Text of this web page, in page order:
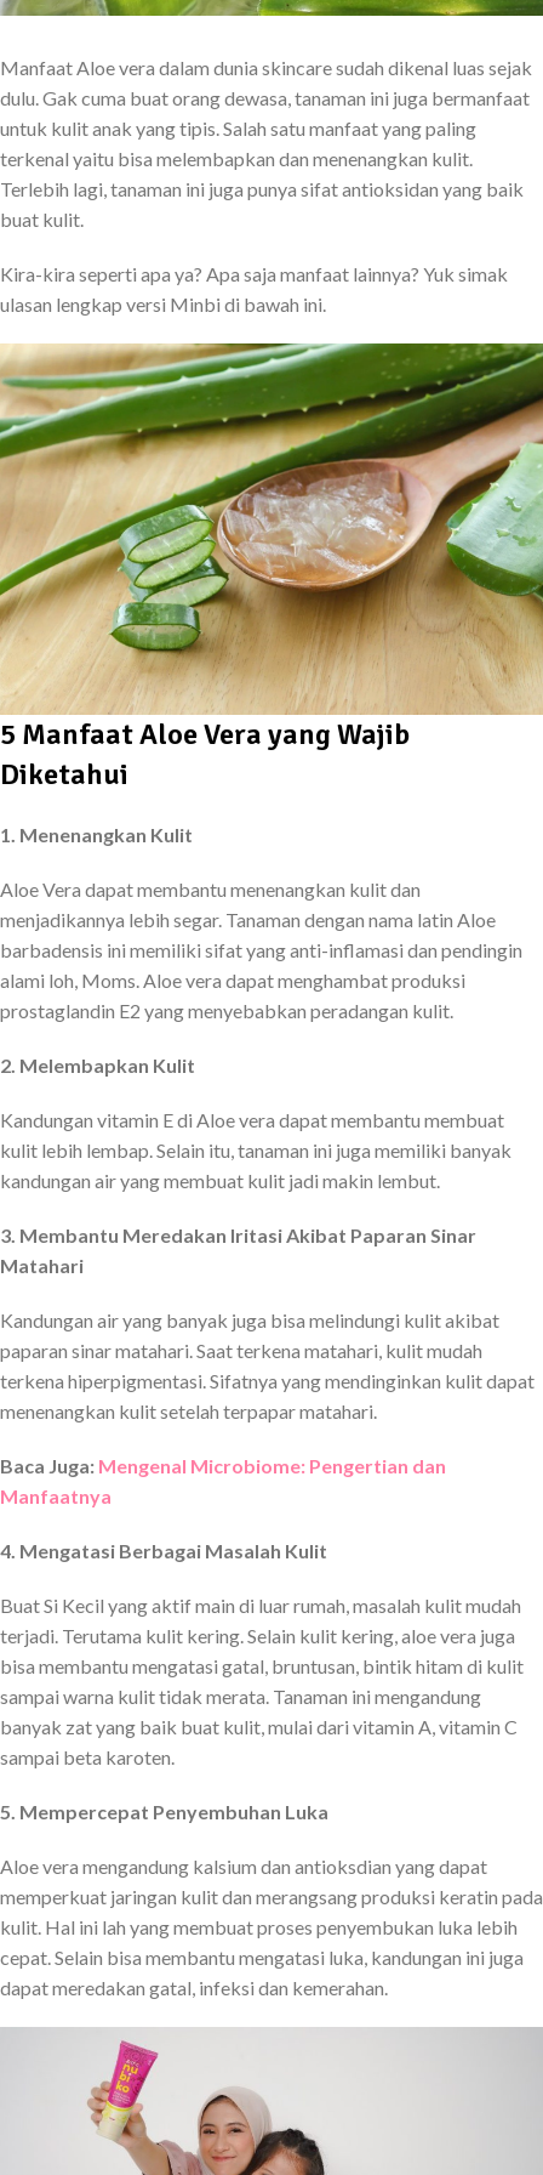
Manfaat Aloe vera dalam dunia skincare sudah dikenal luas sejak
dulu. Gak cuma buat orang dewasa, tanaman ini juga bermanfaat
untuk kulit anak yang tipis. Salah satu manfaat yang paling
terkenal yaitu bisa melembapkan dan menenangkan kulit.
Terlebih lagi, tanaman ini juga punya sifat antioksidan yang baik
buat kulit.
Kira-kira seperti apa ya? Apa saja manfaat lainnya? Yuk simak
ulasan lengkap versi Minbi di bawah ini.
5 Manfaat Aloe Vera yang Wajib
Diketahui
1. Menenangkan Kulit
Aloe Vera dapat membantu menenangkan kulit dan
menjadikannya lebih segar. Tanaman dengan nama latin Aloe
barbadensis ini memiliki sifat yang anti-inflamasi dan pendingin
alami loh, Moms. Aloe vera dapat menghambat produksi
prostaglandin E2 yang menyebabkan peradangan kulit.
2. Melembapkan Kulit
Kandungan vitamin E di Aloe vera dapat membantu membuat
kulit lebih lembap. Selain itu, tanaman ini juga memiliki banyak
kandungan air yang membuat kulit jadi makin lembut.
3. Membantu Meredakan Iritasi Akibat Paparan Sinar
Matahari
Kandungan air yang banyak juga bisa melindungi kulit akibat
paparan sinar matahari. Saat terkena matahari, kulit mudah
terkena hiperpigmentasi. Sifatnya yang mendinginkan kulit dapat
menenangkan kulit setelah terpapar matahari.
Baca Juga: Mengenal Microbiome: Pengertian dan
Manfaatnya
4. Mengatasi Berbagai Masalah Kulit
Buat Si Kecil yang aktif main di luar rumah, masalah kulit mudah
terjadi. Terutama kulit kering. Selain kulit kering, aloe vera juga
bisa membantu mengatasi gatal, bruntusan, bintik hitam di kulit
sampai warna kulit tidak merata. Tanaman ini mengandung
banyak zat yang baik buat kulit, mulai dari vitamin A, vitamin C
sampai beta karoten.
5. Mempercepat Penyembuhan Luka
Aloe vera mengandung kalsium dan antioksdian yang dapat
memperkuat jaringan kulit dan merangsang produksi keratin pada
kulit. Hal ini lah yang membuat proses penyembukan luka lebih
cepat. Selain bisa membantu mengatasi luka, kandungan ini juga
dapat meredakan gatal, infeksi dan kemerahan.